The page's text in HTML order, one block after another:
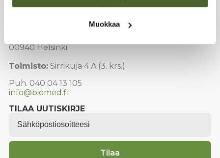
Muokkaa
00940 Helsinki
Toimisto:Sirrikuja 4 A (3. krs.)
Puh. 040 04 13 105
info@biomed.fi
TILAA UUTISKIRJE
Tilaa